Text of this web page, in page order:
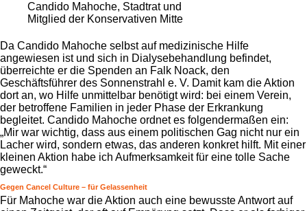
Candido Mahoche, Stadtrat und
Mitglied der Konservativen Mitte
Da Candido Mahoche selbst auf medizinische Hilfe
angewiesen ist und sich in Dialysebehandlung befindet,
überreichte er die Spenden an Falk Noack, den
Geschäftsführer des Sonnenstrahl e. V. Damit kam die Aktion
dort an, wo Hilfe unmittelbar benötigt wird: bei einem Verein,
der betroffene Familien in jeder Phase der Erkrankung
begleitet. Candido Mahoche ordnet es folgendermaßen ein:
„Mir war wichtig, dass aus einem politischen Gag nicht nur ein
Lacher wird, sondern etwas, das anderen konkret hilft. Mit einer
kleinen Aktion habe ich Aufmerksamkeit für eine tolle Sache
geweckt.“
Gegen Cancel Culture – für Gelassenheit
Für Mahoche war die Aktion auch eine bewusste Antwort auf